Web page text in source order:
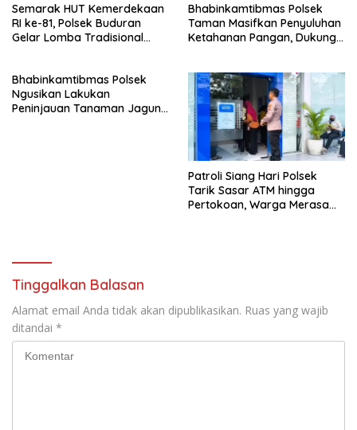
Semarak HUT Kemerdekaan
RI ke-81, Polsek Buduran
Gelar Lomba Tradisional
Bhabinkamtibmas Polsek
Taman Masifkan Penyuluhan
Ketahanan Pangan, Dukung
Bhabinkamtibmas Polsek
Ngusikan Lakukan
Peninjauan Tanaman Jagung
Patroli Siang Hari Polsek
Tarik Sasar ATM hingga
Pertokoan, Warga Merasa
Tinggalkan Balasan
Alamat email Anda tidak akan dipublikasikan. Ruas yang wajib
ditandai *